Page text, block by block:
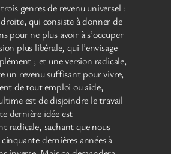
genres de revenu universel :
qui consiste à donner de
pour ne plus avoir à s’occuper
plus libérale, qui l’envisage
; et une version radicale,
un revenu suffisant pour vivre,
de tout emploi ou aide,
est de disjoindre le travail
dernière idée est
radicale, sachant que nous
cinquante dernières années à